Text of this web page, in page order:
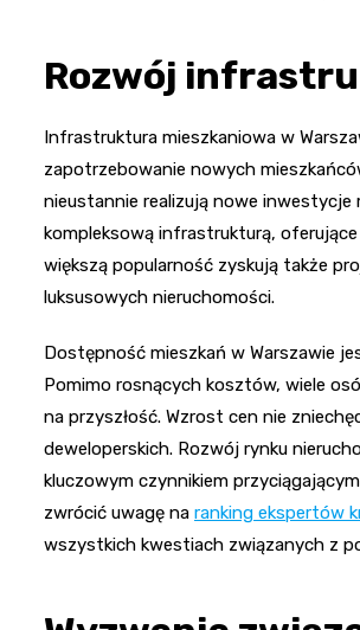
Rozwój
Infrastruktura mieszkaniowa w
zapotrzebowanie nowych
nieustannie realizują nowe
kompleksową infrastrukturą,
większą popularność zyskują także
luksusowych nieruchomości.
Dostępność mieszkań w Warszawie
Pomimo rosnących kosztów, wiele
na przyszłość. Wzrost cen nie
deweloperskich. Rozwój rynku
kluczowym czynnikiem
zwrócić uwagę na ranking ekspertów
wszystkich kwestiach związanych z